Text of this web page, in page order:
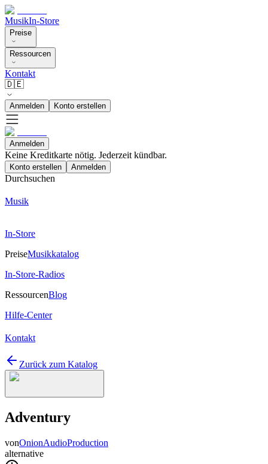
MusikIn-Store
Preise
Ressourcen
Kontakt
🇩🇪
Anmelden Konto erstellen
Anmelden
Keine Kreditkarte nötig. Jederzeit kündbar.
Konto erstellen Anmelden
Durchsuchen
Musik
In-Store
PreiseMusikkatalog
In-Store-Radios
RessourcenBlog
Hilfe-Center
Kontakt
Zurück zum Katalog
Adventury
vonOnionAudioProduction
alternative